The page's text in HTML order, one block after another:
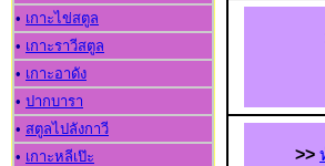
• เกาะไข่สตูล
• เกาะราวีสตูล
• เกาะอาดัง
• ปากบารา
• สตูลไปลังกาวี
• เกาะหลีเป๊ะ
>>